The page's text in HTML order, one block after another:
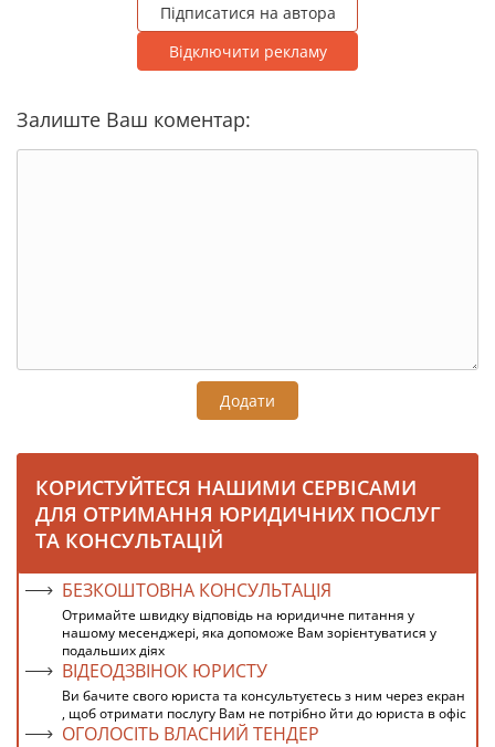
Підписатися на автора
Відключити рекламу
Залиште Ваш коментар:
Додати
КОРИСТУЙТЕСЯ НАШИМИ СЕРВІСАМИ
ДЛЯ ОТРИМАННЯ ЮРИДИЧНИХ ПОСЛУГ
ТА КОНСУЛЬТАЦІЙ
БЕЗКОШТОВНА КОНСУЛЬТАЦІЯ
Отримайте швидку відповідь на юридичне питання у
нашому месенджері, яка допоможе Вам зорієнтуватися у
подальших діях
ВІДЕОДЗВІНОК ЮРИСТУ
Ви бачите свого юриста та консультуєтесь з ним через екран
, щоб отримати послугу Вам не потрібно йти до юриста в офіс
ОГОЛОСІТЬ ВЛАСНИЙ ТЕНДЕР